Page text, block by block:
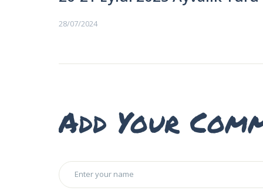
KURSLAR
HAKKIMIZDA
İLETIŞIM
28/07/2024
Add Your